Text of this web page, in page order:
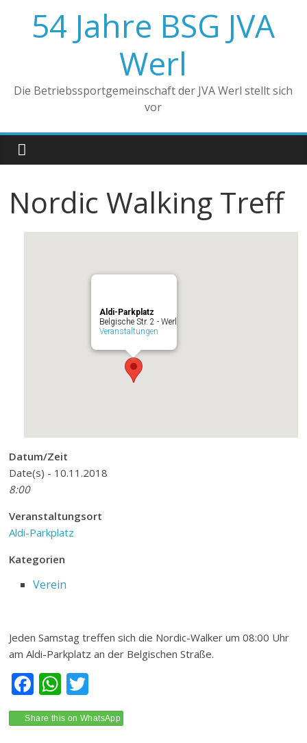
springen54 Jahre BSG JVA
Werl
Die Betriebssportgemeinschaft der JVA Werl stellt sich
vor
Nordic Walking Treff
Aldi-Parkplatz
Belgische Str. 2 - Werl
Veranstaltungen
Datum/Zeit
Date(s) - 10.11.2018
8:00
Veranstaltungsort
Aldi-Parkplatz
Kategorien
Verein
Jeden Samstag treffen sich die Nordic-Walker um 08:00 Uhr
am Aldi-Parkplatz an der Belgischen Straße.
F
ac
e
W
h
at
w
itt
Share this on WhatsApp